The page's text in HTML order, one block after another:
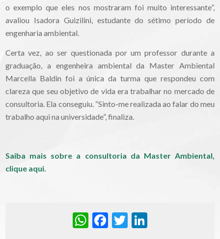
o exemplo que eles nos mostraram foi muito interessante”,
avaliou Isadora Guizilini, estudante do sétimo período de
engenharia ambiental.
Certa vez, ao ser questionada por um professor durante a
graduação, a engenheira ambiental da Master Ambiental
Marcella Baldin foi a única da turma que respondeu com
clareza que seu objetivo de vida era trabalhar no mercado de
consultoria. Ela conseguiu. “Sinto-me realizada ao falar do meu
trabalho aqui na universidade”, finaliza.
Saiba mais sobre a consultoria da Master Ambiental,
clique aqui.
WhatsApp
Facebook
Twitter